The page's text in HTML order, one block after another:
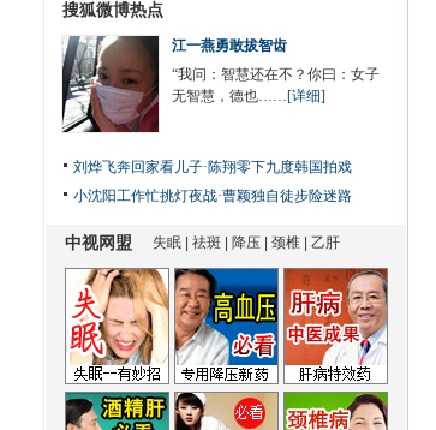
搜狐微博热点
江一燕勇敢拔智齿
“我问：智慧还在不？你曰：女子
无智慧，德也……[详细]
刘烨飞奔回家看儿子·陈翔零下九度韩国拍戏
小沈阳工作忙挑灯夜战·曹颖独自徒步险迷路